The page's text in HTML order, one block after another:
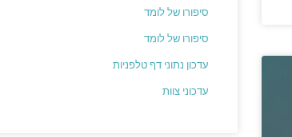
סיפורו של לומד
סיפורו של לומד
עדכון נתוני דף טלפניות
עדכוני צוות